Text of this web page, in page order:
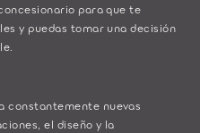
para que te
y puedas tomar una decisión
constantemente nuevas
el diseño y la